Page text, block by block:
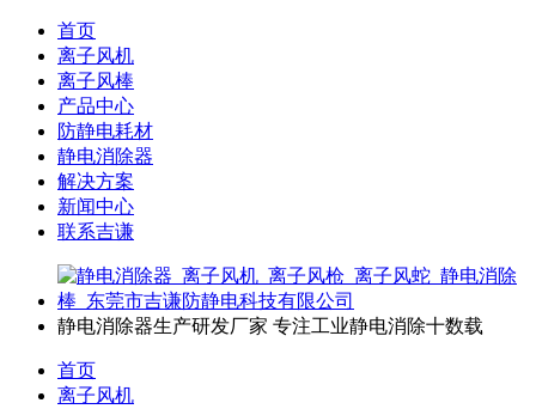
首页
离子风机
离子风棒
产品中心
防静电耗材
静电消除器
解决方案
新闻中心
联系吉谦
静电消除器生产研发厂家 专注工业静电消除十数载
首页
离子风机